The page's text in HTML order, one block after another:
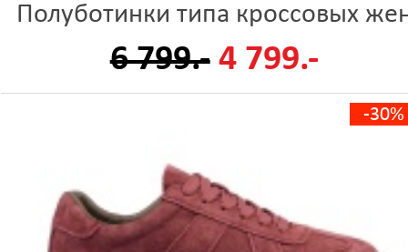
Полуботинки типа кроссовых
6 799.- 4 799.-
-30%